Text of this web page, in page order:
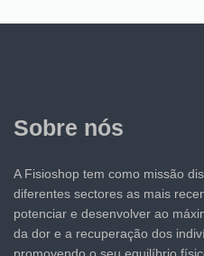
Sobre nós
A Fisioshop tem como missão
diferentes sectores as mais
potenciar e desenvolver ao
da dor e a recuperação dos